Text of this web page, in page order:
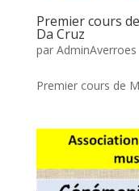
Premier cours
Da Cruz
par AdminAverroes
Premier cours de